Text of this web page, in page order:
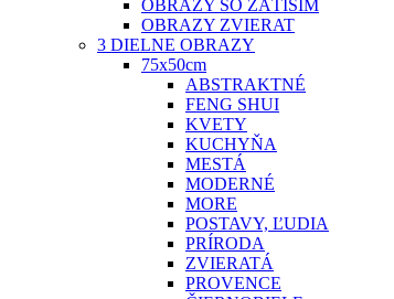
OBRAZY SO ZÁTIŠÍM
OBRAZY ZVIERAT
3 DIELNE OBRAZY
75x50cm
ABSTRAKTNÉ
FENG SHUI
KVETY
KUCHYŇA
MESTÁ
MODERNÉ
MORE
POSTAVY, ĽUDIA
PRÍRODA
ZVIERATÁ
PROVENCE